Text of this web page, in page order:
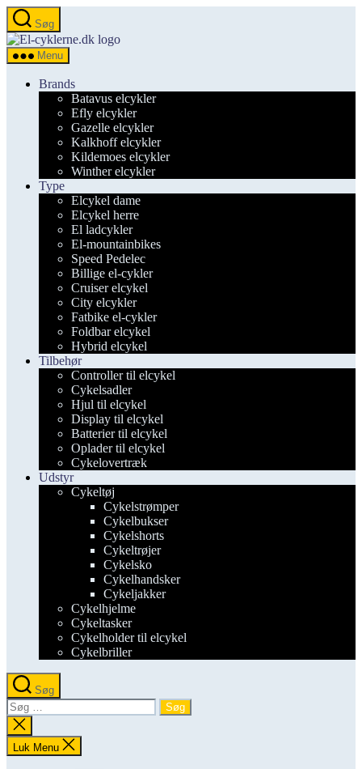
Spring
til
indholdet
Søg
el-
Menu
Brands
Batavus elcykler
Efly elcykler
Gazelle elcykler
Kalkhoff elcykler
Kildemoes elcykler
Winther elcykler
Type
Elcykel dame
Elcykel herre
El ladcykler
El-mountainbikes
Speed Pedelec
Billige el-cykler
Cruiser elcykel
City elcykler
Fatbike el-cykler
Foldbar elcykel
Hybrid elcykel
Tilbehør
Controller til elcykel
Cykelsadler
Hjul til elcykel
Display til elcykel
Batterier til elcykel
Oplader til elcykel
Cykelovertræk
Udstyr
Cykeltøj
Cykelstrømper
Cykelbukser
Cykelshorts
Cykeltrøjer
Cykelsko
Cykelhandsker
Cykeljakker
Cykelhjelme
Cykeltasker
Cykelholder til elcykel
Cykelbriller
Søg
Søg
efter:
Luk
søgning
Luk Menu